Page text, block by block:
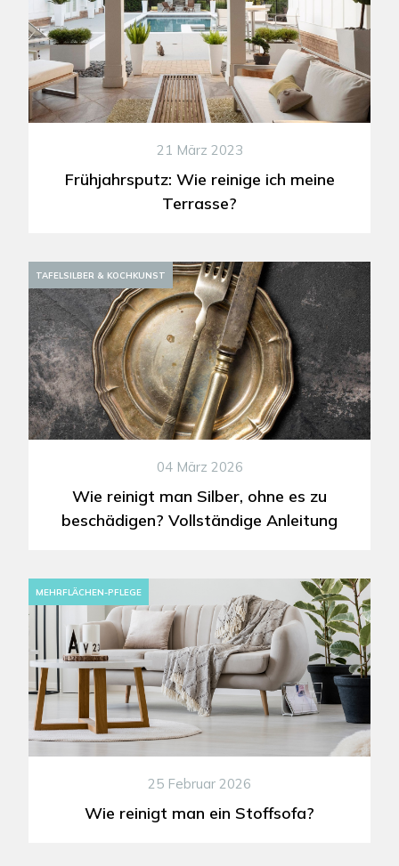
21 März 2023
Frühjahrsputz: Wie reinige ich meine
Terrasse?
DEKORATION
TAFELSILBER & KOCHKUNST
04 März 2026
Wie reinigt man Silber, ohne es zu
beschädigen? Vollständige Anleitung
MEHRFLÄCHEN-PFLEGE
25 Februar 2026
Wie reinigt man ein Stoffsofa?